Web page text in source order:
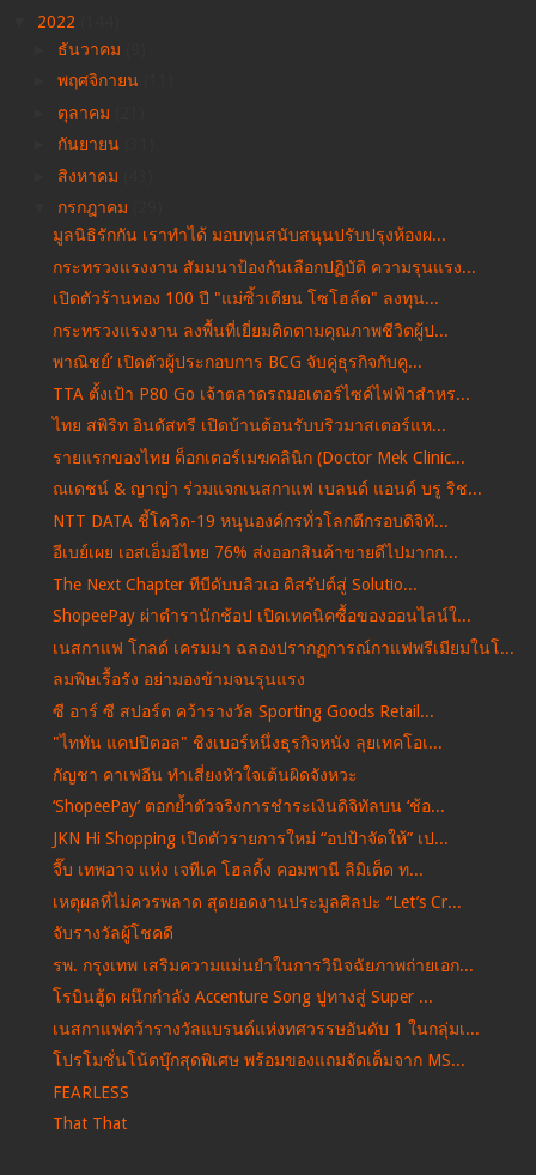
2022
ธันวาคม
พฤศจิกายน
ตุลาคม
กันยายน
สิงหาคม
กรกฎาคม
มูลนิธิรักกัน เราทำได้ มอบทุนสนับสนุนปรับปรุงห้องผ...
กระทรวงแรงงาน สัมมนาป้องกันเลือกปฏิบัติ ความรุนแรง...
เปิดตัวร้านทอง 100 ปี "แม่ซิ้วเตียน โซโฮล์ด" ลงทุน...
กระทรวงแรงงาน ลงพื้นที่เยี่ยมติดตามคุณภาพชีวิตผู้ป...
พาณิชย์’ เปิดตัวผู้ประกอบการ BCG จับคู่ธุรกิจกับคู...
TTA ตั้งเป้า P80 Go เจ้าตลาดรถมอเตอร์ไซค์ไฟฟ้าสำหร...
ไทย สพิริท อินดัสทรี เปิดบ้านต้อนรับบริวมาสเตอร์แห...
รายแรกของไทย ด็อกเตอร์เมฆคลินิก (Doctor Mek Clinic...
ณเดชน์ & ญาญ่า ร่วมแจกเนสกาแฟ เบลนด์ แอนด์ บรู ริช...
NTT DATA ชี้โควิด-19 หนุนองค์กรทั่วโลกตีกรอบดิจิทั...
อีเบย์เผย เอสเอ็มอีไทย 76% ส่งออกสินค้าขายดีไปมากก...
The Next Chapter ทีบีดับบลิวเอ ดิสรัปต์สู่ Solutio...
ShopeePay ผ่าตำรานักช้อป เปิดเทคนิคซื้อของออนไลน์ใ...
เนสกาแฟ โกลด์ เครมมา ฉลองปรากฏการณ์กาแฟพรีเมียมในโ...
ลมพิษเรื้อรัง อย่ามองข้ามจนรุนแรง
ซี อาร์ ซี สปอร์ต คว้ารางวัล Sporting Goods Retail...
"ไททัน แคปปิตอล" ชิงเบอร์หนึ่งธุรกิจหนัง ลุยเทคโอเ...
กัญชา คาเฟอีน ทำเสี่ยงหัวใจเต้นผิดจังหวะ
‘ShopeePay’ ตอกย้ำตัวจริงการชำระเงินดิจิทัลบน ‘ช้อ...
JKN Hi Shopping เปิดตัวรายการใหม่ “อปป้าจัดให้” เป...
จี๊บ เทพอาจ แห่ง เจทีเค โฮลดิ้ง คอมพานี ลิมิเต็ด ท...
เหตุผลที่ไม่ควรพลาด สุดยอดงานประมูลศิลปะ “Let’s Cr...
จับรางวัลผู้โชคดี
รพ. กรุงเทพ เสริมความแม่นยำในการวินิจฉัยภาพถ่ายเอก...
โรบินฮู้ด ผนึกกำลัง Accenture Song ปูทางสู่ Super ...
เนสกาแฟคว้ารางวัลแบรนด์แห่งทศวรรษอันดับ 1 ในกลุ่มเ...
โปรโมชั่นโน้ตบุ๊กสุดพิเศษ พร้อมของแถมจัดเต็มจาก MS...
FEARLESS
That That